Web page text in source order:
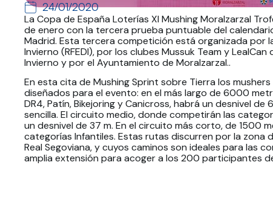
24/01/2020
La Copa de España Loterías XI Mushing Moralzarzal
de enero con la tercera prueba puntuable del
Madrid. Esta tercera competición está organizada por
Invierno (RFEDI), por los clubes Mussuk Team y
Invierno y por el Ayuntamiento de Moralzarzal..
En esta cita de Mushing Sprint sobre Tierra los
diseñados para el evento: en el más largo de 6000
DR4, Patín, Bikejoring y Canicross, habrá un desnivel
sencilla. El circuito medio, donde competirán las
un desnivel de 37 m. En el circuito más corto, de 1500
categorías Infantiles. Estas rutas discurren por la zona
Real Segoviana, y cuyos caminos son ideales para las
amplia extensión para acoger a los 200 participantes